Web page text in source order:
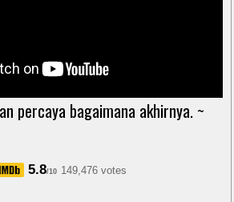
percaya bagaimana akhirnya. ~
5.8/10 149,476 votes